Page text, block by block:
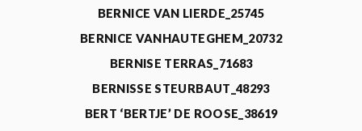
BERNICE VAN LIERDE_25745
BERNICE VANHAUTEGHEM_20732
BERNISE TERRAS_71683
BERNISSE STEURBAUT_48293
BERT ‘BERTJE’ DE ROOSE_38619